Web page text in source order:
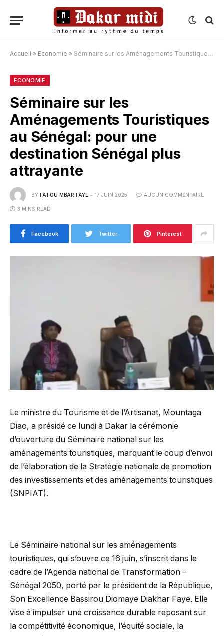
Accueil » Economie » Séminaire sur les Aménagements Touristiques au Sénégal: pour une destination Sénégal plus attrayante
ECONOMIE
Séminaire sur les
Aménagements Touristiques
au Sénégal: pour une
destination Sénégal plus
attrayante
BY FATOU MBAR FAYE 17 JUIN 2025 AUCUN COMMENTAIRE
3 MINS READ
Facebook Twitter Pinterest
Le ministre du Tourisme et de l’Artisanat, Mountaga
Diao, a présidé ce lundi à Dakar la cérémonie
d’ouverture du Séminaire national sur les
aménagements touristiques, marquant le coup d’envoi
de l’élaboration de la Stratégie nationale de promotion
des investissements et des aménagements touristiques
(SNPIAT).
Le Séminaire national sur les aménagements
touristiques, qui s’ouvre ce 16 juin, s’inscrit dans le
cadre de l’Agenda national de Transformation –
Sénégal 2050, porté par le président de la République,
Son Excellence Bassirou Diomaye Diakhar Faye. Elle
vise à impulser une croissance durable reposant sur
la compétitivité économique, l’équité sociale, la